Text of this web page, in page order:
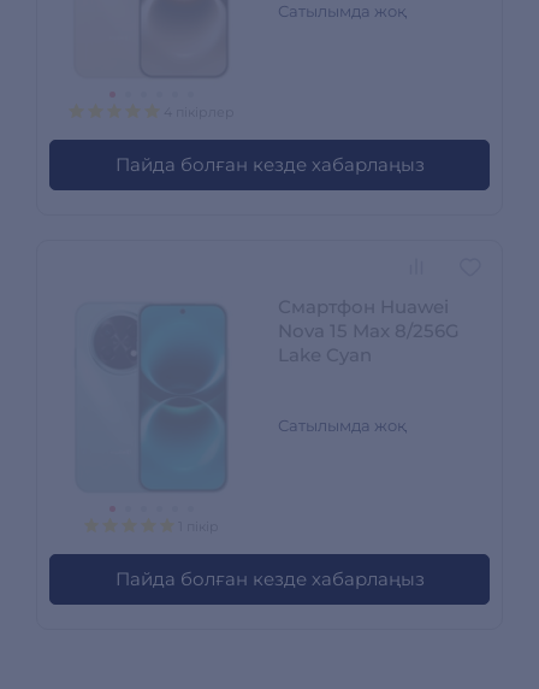
Сатылымда жоқ
Пайда болған кезде хабарлаңыз
Сатылымда жоқ
Пайда болған кезде хабарлаңыз